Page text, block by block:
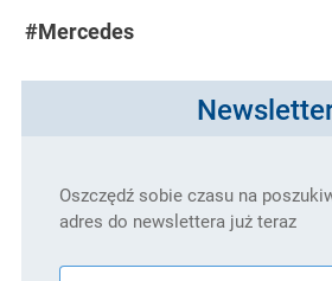
#Mercedes
Oszczędź sobie czasu na
adres do newslettera już teraz